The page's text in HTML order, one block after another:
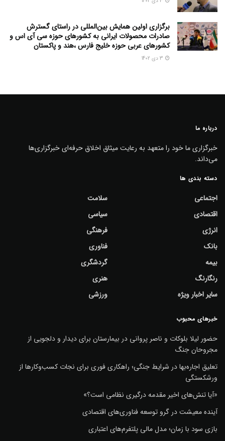
برگزاری اولین همایش بین‌المللی در راستای گسترش
صادرات محصولات ایرانی به کشورهای حوزه سی آی اس و
کشورهای عربی حوزه خلیج فارس ،هند و پاکستان
درباره ما
خبرگزاری ما خود را متعهد به رعایت میثاق اخلاق حرفه‌ای خبرگزاری‌ها
می‌داند.
دسته بندی ها
اجتماعی
اقتصادی
انرژی
بانک
بیمه
رنگارنگ
سایر اخبار ویژه
سلامت
سیاسی
فرهنگی
فناوری
گردشگری
هنری
ورزشی
خبرهای محبوب
حضور لیلا بلوکات و ناصر پروانی در بیمارستان برای دیدار و دلجویی از
مجروحان جنگ
تعلیق اجاره‌بها در شرایط جنگی؛ راهکاری فوری برای نجات کسب‌وکارها از
ورشکستگی
«آیا تنش‌های اخیر مقدمه درگیری نظامی است؟»
آینده معیشت در گرو توسعه فناوری‌های اقتصادی
بازی سود با زمان؛ مدل مالی پلتفرم‌های اعتباری